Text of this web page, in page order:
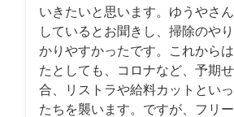
いきたいと思います。ゆうやさ
しているとお聞きし、掃除のや
かりやすかったです。これから
たとしても、コロナなど、予期
合、リストラや給料カットとい
たちを襲います。ですが、フリ